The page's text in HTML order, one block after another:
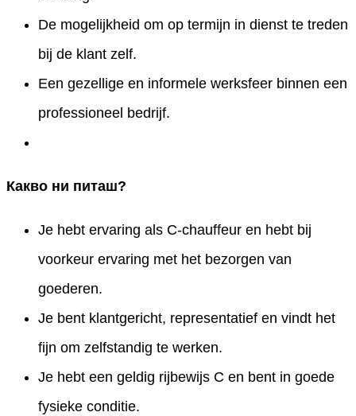
De mogelijkheid om op termijn in dienst te treden
bij de klant zelf.
Een gezellige en informele werksfeer binnen een
professioneel bedrijf.
Какво ни питаш?
Je hebt ervaring als C-chauffeur en hebt bij
voorkeur ervaring met het bezorgen van
goederen.
Je bent klantgericht, representatief en vindt het
fijn om zelfstandig te werken.
Je hebt een geldig rijbewijs C en bent in goede
fysieke conditie.